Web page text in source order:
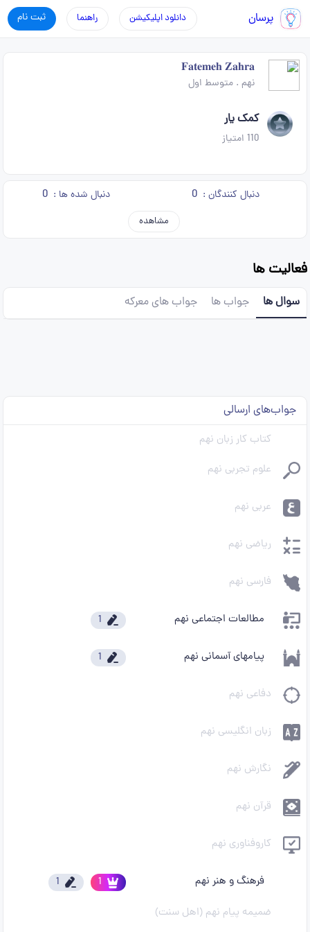
پرسان ثبت نام راهنما دانلود اپلیکیشن
𝐅𝐚𝐭𝐞𝐦𝐞𝐡 𝐙𝐚𝐡𝐫𝐚
نهم .متوسط اول
کمک یار
110 امتیاز
دنبال کنندگان : 0 دنبال شده ها : 0
مشاهده
فعالیت ها
سوال ها جواب ها جواب های معرکه
جواب‌های ارسالی
کتاب کار زبان نهم
علوم تجربی نهم
عربی نهم
ریاضی نهم
فارسی نهم
مطالعات اجتماعی نهم 1
پیامهای آسمانی نهم 1
دفاعی نهم
زبان انگلیسی نهم
نگارش نهم
قرآن نهم
کاروفناوری نهم
فرهنگ و هنر نهم 1
1
ضمیمه پیام نهم (اهل سنت)